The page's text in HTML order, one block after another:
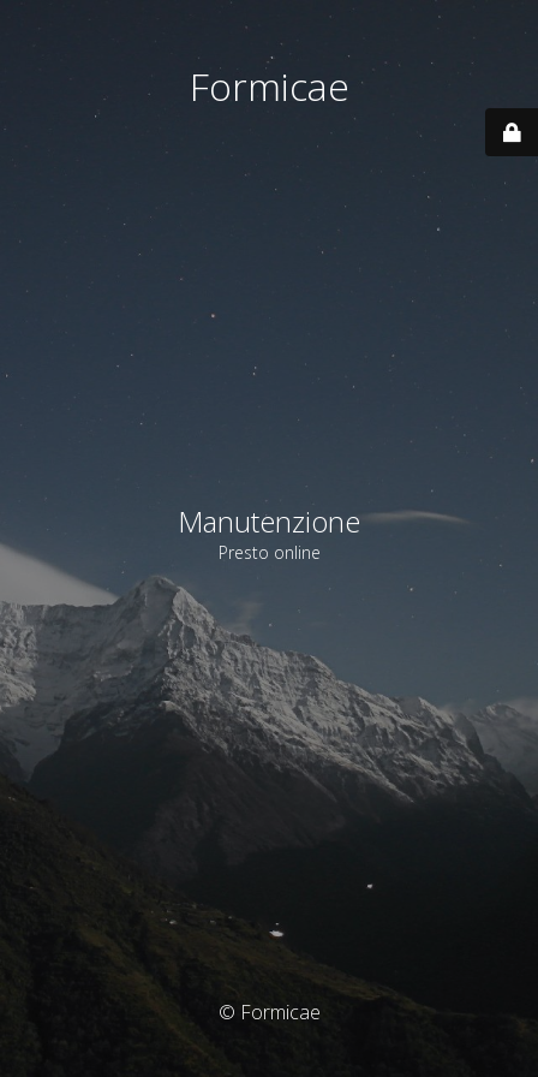
Formicae
Manutenzione
Presto online
© Formicae